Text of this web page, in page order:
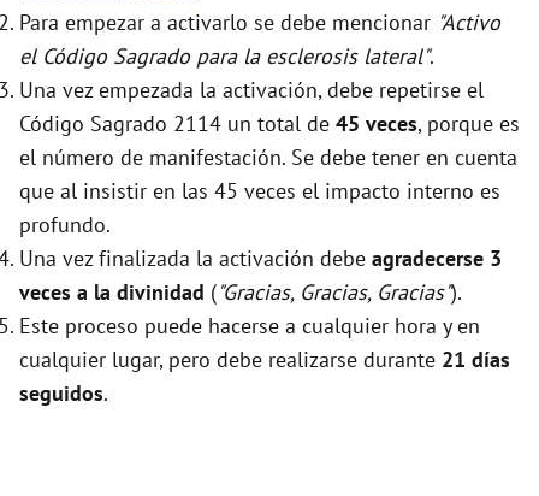
Para empezar a activarlo se debe mencionar "Activo
el Código Sagrado para la esclerosis lateral".
Una vez empezada la activación, debe repetirse el
Código Sagrado 2114 un total de 45 veces, porque es
el número de manifestación. Se debe tener en cuenta
que al insistir en las 45 veces el impacto interno es
profundo.
Una vez finalizada la activación debe agradecerse 3
veces a la divinidad ("Gracias, Gracias, Gracias").
Este proceso puede hacerse a cualquier hora y en
cualquier lugar, pero debe realizarse durante 21 días
seguidos.